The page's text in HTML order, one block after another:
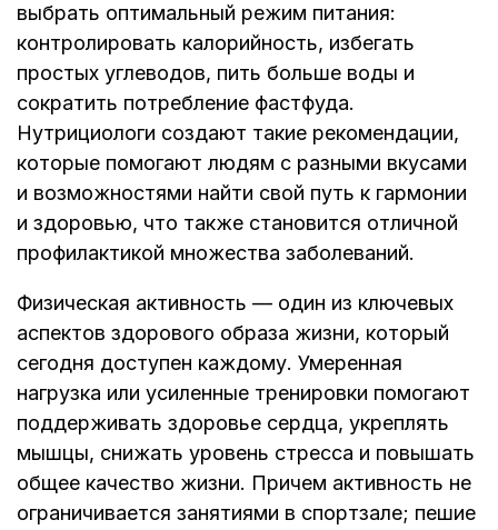
выбрать оптимальный режим питания:
контролировать калорийность, избегать
простых углеводов, пить больше воды и
сократить потребление фастфуда.
Нутрициологи создают такие рекомендации,
которые помогают людям с разными вкусами
и возможностями найти свой путь к гармонии
и здоровью, что также становится отличной
профилактикой множества заболеваний.
Физическая активность — один из ключевых
аспектов здорового образа жизни, который
сегодня доступен каждому. Умеренная
нагрузка или усиленные тренировки помогают
поддерживать здоровье сердца, укреплять
мышцы, снижать уровень стресса и повышать
общее качество жизни. Причем активность не
ограничивается занятиями в спортзале; пешие